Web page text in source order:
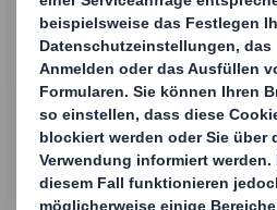
Imvierten Semesterdes
Möglichkeit sich auf ein
bewerben. Die DHBW hat
Hochschulen und
agierendes Unternehmen hat
Vorhaben sofort zugestimmt
finanzielle Unterstützung
das Auslandssemester als